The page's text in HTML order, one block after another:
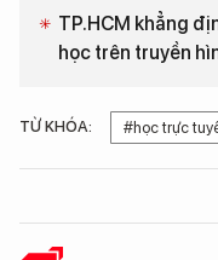
TP.HCM khẳng
học trên truyền
TỪ KHÓA: #học trực